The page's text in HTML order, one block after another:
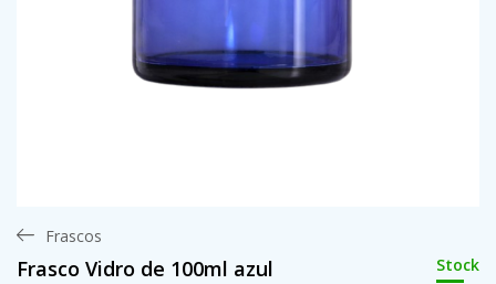
Frascos
Frasco Vidro de 100ml azul
Stock